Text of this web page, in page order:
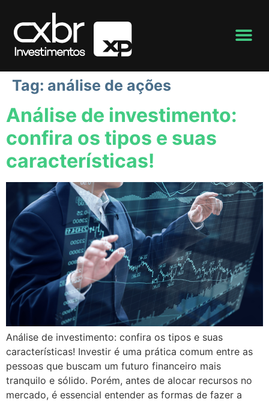
Tag: análise de ações
Análise de investimento:
confira os tipos e suas
características!
Análise de investimento: confira os tipos e suas
características! Investir é uma prática comum entre as
pessoas que buscam um futuro financeiro mais
tranquilo e sólido. Porém, antes de alocar recursos no
mercado, é essencial entender as formas de fazer a